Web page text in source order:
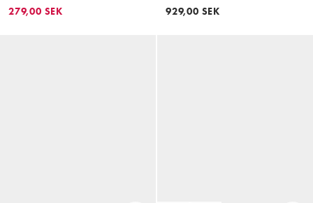
279,00 SEK
929,00 SEK